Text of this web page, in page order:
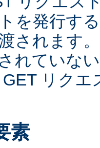
を発行す
されます
れていな
リク
素